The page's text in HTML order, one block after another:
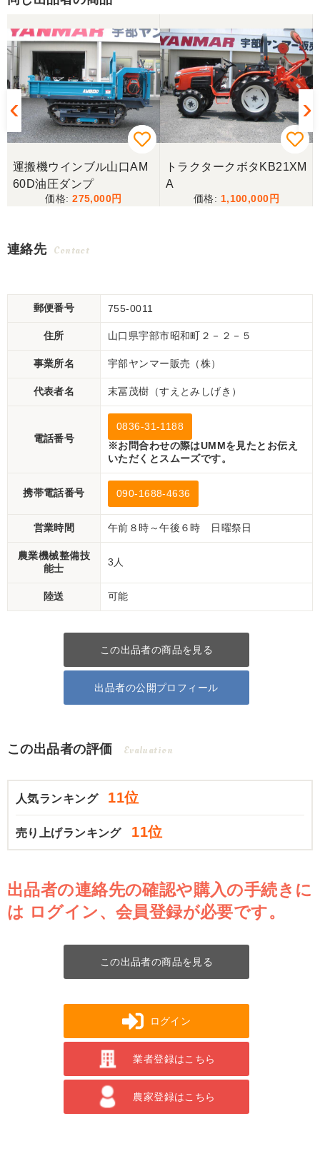
運搬機ウインブル山口AM
60D油圧ダンプ
275,000
トラクタークボタKB21XM
A
1,100,000
連絡先 Contact
郵便番号 755-0011
住所 山口県宇部市昭和町２－２－５
事業所名 宇部ヤンマー販売（株）
代表者名 末冨茂樹（すえとみしげき）
電話番号
0836-31-1188
※お問合わせの際はUMMを見たとお伝え
いただくとスムーズです。
携帯電話番号 090-1688-4636
営業時間 午前８時～午後６時 日曜祭日
農業機械整備技
能士
3人
陸送 可能
この出品者の商品を見る
出品者の公開プロフィール
この出品者の評価 Evaluation
人気ランキング 11位
売り上げランキング 11位
出品者の連絡先の確認や購入の手続きに
は ログイン、会員登録が必要です。
この出品者の商品を見る
ログイン
業者登録はこちら
農家登録はこちら